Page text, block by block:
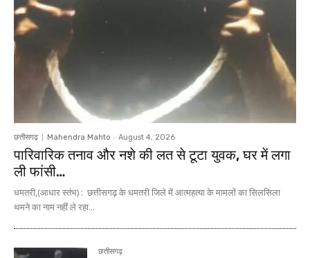
छत्तीसगढ़ Mahendra Mahto - August 4, 2026
पारिवारिक तनाव और नशे की लत से टूटा युवक, घर में लगा
ली फांसी…
धमतरी,(आधार स्तंभ) : छत्तीसगढ़ के धमतरी जिले में आत्महत्या के मामलों का सिलसिला
थमने का नाम नहीं ले रहा...
छत्तीसगढ़